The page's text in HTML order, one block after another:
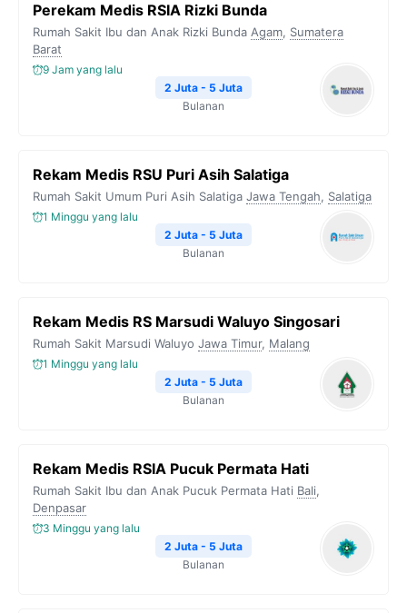
o
o
k
e
r
m
A
i
Perekam Medis RSIA Rizki Bunda
Rumah Sakit Ibu dan Anak Rizki Bunda Agam, Sumatera
Barat
9 Jam yang lalu
2 Juta - 5 Juta
Bulanan
Rekam Medis RSU Puri Asih Salatiga
Rumah Sakit Umum Puri Asih Salatiga Jawa Tengah, Salatiga
1 Minggu yang lalu
2 Juta - 5 Juta
Bulanan
Rekam Medis RS Marsudi Waluyo Singosari
Rumah Sakit Marsudi Waluyo Jawa Timur, Malang
1 Minggu yang lalu
2 Juta - 5 Juta
Bulanan
Rekam Medis RSIA Pucuk Permata Hati
Rumah Sakit Ibu dan Anak Pucuk Permata Hati Bali,
Denpasar
3 Minggu yang lalu
2 Juta - 5 Juta
Bulanan